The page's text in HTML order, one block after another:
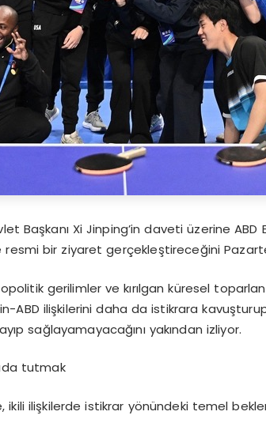
Başkanı Xi Jinping’in daveti üzerine ABD
resmi bir ziyaret gerçekleştireceğini
gerilimler ve kırılgan küresel
ABD ilişkilerini daha da istikrara
sağlayamayacağını yakından izliyor.
tutmak
ilişkilerde istikrar yönündeki temel